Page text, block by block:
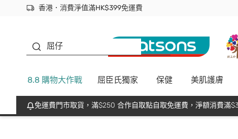
香港．消費淨值滿HK$399免運費
立即成為易賞錢會員盡享獨家優惠
首次APP下單買滿$450 輸入 NEWAPP 即減$50
屈仔
8.8 購物大作戰 屈臣氏獨家 保健 美肌護膚
免運費門市取貨，滿$250 合作自取點自取免運費，淨額消費滿